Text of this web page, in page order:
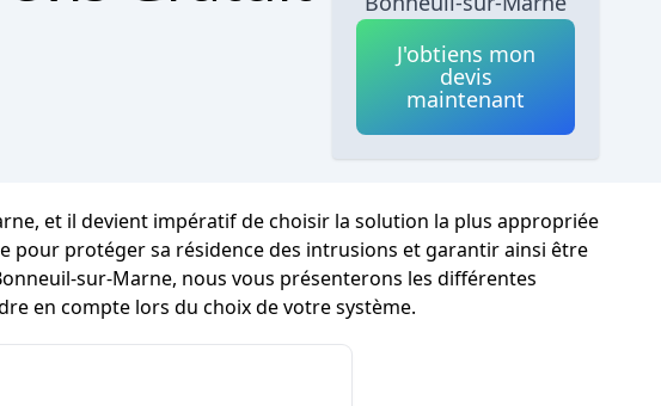
J'obtiens mon
devis
maintenant
et il devient impératif de choisir la solution la plus appropriée
pour protéger sa résidence des intrusions et garantir ainsi être
sur-Marne, nous vous présenterons les différentes
en compte lors du choix de votre système.